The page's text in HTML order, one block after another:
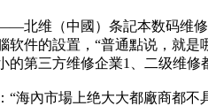
北维（中國）条記本数码维
软件的設置，“普通點说，就
的第三方维修企業1、二级维
“海內市場上绝大大都廠商都